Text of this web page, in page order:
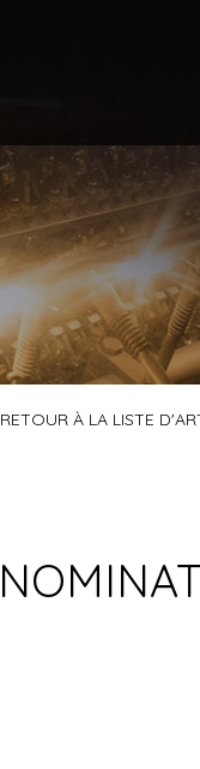
RETOUR À LA LISTE